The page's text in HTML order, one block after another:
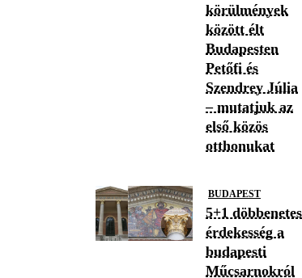
körülmények
között élt
Budapesten
Petőfi és
Szendrey Júlia
– mutatjuk az
első közös
otthonukat
BUDAPEST
5+1 döbbenetes
érdekesség a
budapesti
Műcsarnokról